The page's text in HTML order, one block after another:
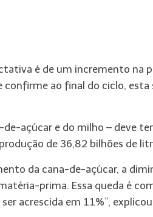
é de um incremento na
confirme ao final do ciclo, esta
açúcar e do milho – deve
de 36,82 bilhões de
da cana-de-açúcar, a
prima. Essa queda é
acrescida em 11%”,